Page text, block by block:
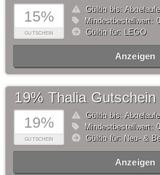
15%
GUTSCHEIN
Gültig bis:
Mindestbestellwert:
Gültig für: LEGO
Anzeigen
19%
GUTSCHEIN
19% Thalia Gutschein
Gültig bis:
Mindestbestellwert:
Gültig für: Neu- &
Anzeigen